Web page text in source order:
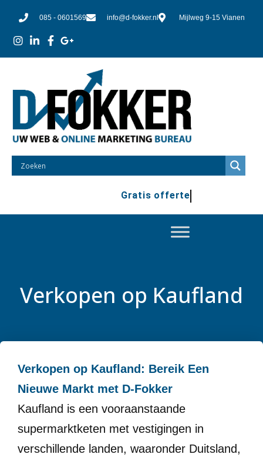
085 - 0601569 info@d-fokker.nl Mijlweg 9-15 Vianen
Verkopen op Kaufland
Verkopen op Kaufland: Bereik Een
Nieuwe Markt met D-Fokker
Kaufland is een vooraanstaande
supermarktketen met vestigingen in
verschillende landen, waaronder Duitsland,